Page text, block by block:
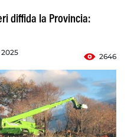
diffida la Provincia:
2646